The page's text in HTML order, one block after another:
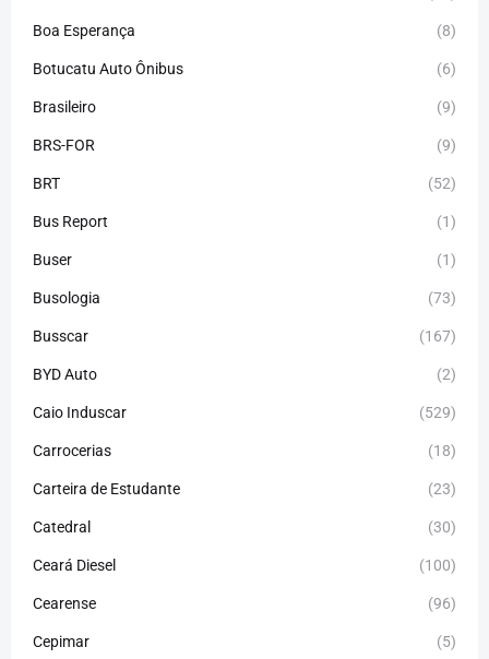
Boa Esperança (8)
Botucatu Auto Ônibus (6)
Brasileiro (9)
BRS-FOR (9)
BRT (52)
Bus Report (1)
Buser (1)
Busologia (73)
Busscar (167)
BYD Auto (2)
Caio Induscar (529)
Carrocerias (18)
Carteira de Estudante (23)
Catedral (30)
Ceará Diesel (100)
Cearense (96)
Cepimar (5)